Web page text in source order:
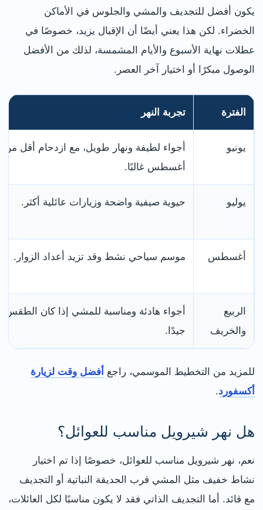
يكون أفضل للتجديف والمشي والجلوس في الأماكن
الخضراء. لكن هذا يعني أيضًا أن الإقبال يزيد، خصوصًا في
عطلات نهاية الأسبوع والأيام المشمسة، لذلك من الأفضل
الوصول مبكرًا أو اختيار آخر العصر.
الفترة تجربة النهر
يونيو
أجواء لطيفة ونهار طويل، مع ازدحام أقل من
أغسطس غالبًا.
يوليو حيوية صيفية واضحة وزيارات عائلية أكثر.
أغسطس موسم سياحي نشط وقد تزيد أعداد الزوار.
الربيع
والخريف
أجواء هادئة ومناسبة للمشي إذا كان الطقس
جيدًا.
للمزيد من التخطيط الموسمي، راجع أفضل وقت لزيارة
أكسفورد.
هل نهر شيرويل مناسب للعوائل؟
نعم، نهر شيرويل مناسب للعوائل، خصوصًا إذا تم اختيار
نشاط خفيف مثل المشي قرب الحديقة النباتية أو التجديف
مع قائد. أما التجديف الذاتي فقد لا يكون مناسبًا لكل العائلات،